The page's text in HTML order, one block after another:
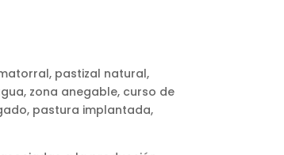
pastizal natural,
zona anegable, curso de
pastura implantada,